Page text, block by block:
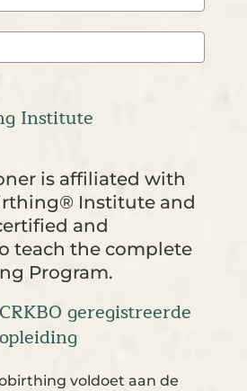
Institute
is affiliated with
Institute and
and
teach the complete
Program.
CRKBO geregistreerde
opleiding
voldoet aan de